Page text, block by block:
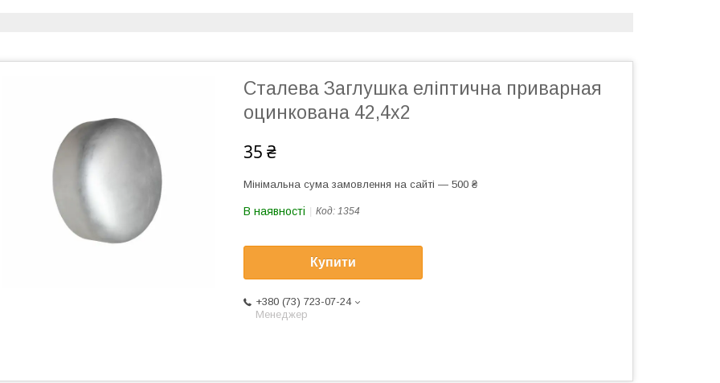
Сталева Заглушка еліптична приварная
оцинкована 42,4х2
35 ₴
Мінімальна сума замовлення на сайті — 500 ₴
В наявності Код: 1354
Купити
+380 (73) 723-07-24
Менеджер